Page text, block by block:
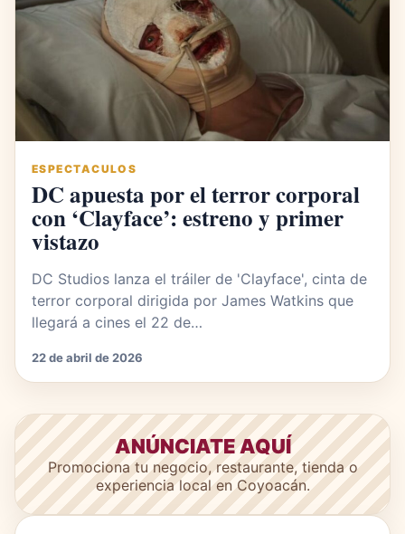
ESPECTACULOS
DC apuesta por el terror corporal
con ‘Clayface’: estreno y primer
vistazo
DC Studios lanza el tráiler de 'Clayface', cinta de
terror corporal dirigida por James Watkins que
llegará a cines el 22 de…
22 de abril de 2026
ANÚNCIATE AQUÍ
Promociona tu negocio, restaurante, tienda o
experiencia local en Coyoacán.